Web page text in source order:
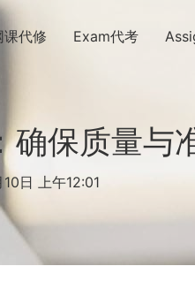
课代修 Exam代考
确保质量与
日 上午12:01